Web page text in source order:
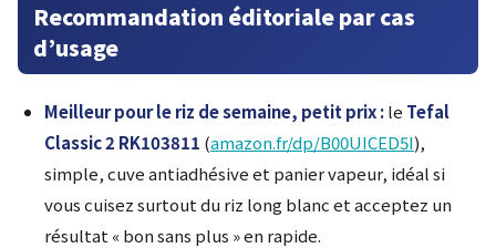
Recommandation éditoriale par cas
d’usage
Meilleur pour le riz de semaine, petit prix :le Tefal
Classic 2 RK103811 (amazon.fr/dp/B00UICED5I),
simple, cuve antiadhésive et panier vapeur, idéal si
vous cuisez surtout du riz long blanc et acceptez un
résultat « bon sans plus » en rapide.